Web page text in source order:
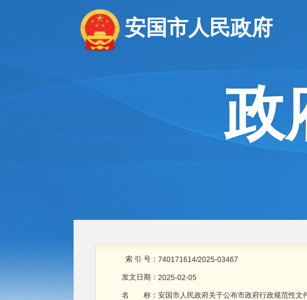
安国市人民政府
政
索 引 号： 740171614/2025-03467
发文日期： 2025-02-05
名 称： 安国市人民政府关于公布市政府行政规范性文